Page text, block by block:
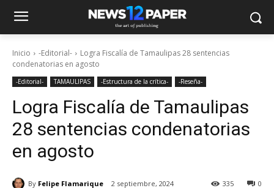
Inicio -Editorial-
Logra Fiscalía de Tamaulipas 28 sentencias
condenatorias en agosto
-Editorial- TAMAULIPAS -Estructura de la crítica- -Reseña-
Logra Fiscalía de Tamaulipas
28 sentencias condenatorias
en agosto
By Felipe Flamarique 2 septiembre, 2024 0
335